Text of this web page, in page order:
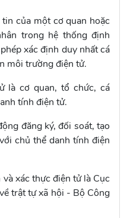
của một cơ quan hoặc
trong hệ thống định
xác định duy nhất cá
môi trường điện tử.
là cơ quan, tổ chức, cá
tính điện tử.
đăng ký, đối soát, tạo
chủ thể danh tính điện
xác thực điện tử là Cục
trật tự xã hội - Bộ Công